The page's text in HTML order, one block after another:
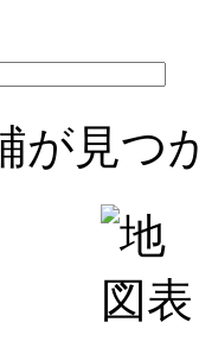
が見つ